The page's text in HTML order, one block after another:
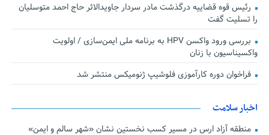
رئیس قوه قضاییه درگذشت مادر سردار جاویدالاثر حاج احمد متوسلیان
را تسلیت گفت
بررسی ورود واکسن HPV به برنامه ملی ایمن‌سازی / اولویت
واکسیناسیون با زنان
فراخوان دوره کارآموزی فلوشیپ ژنومیکس منتشر شد
اخبار سلامت
منطقه آزاد ارس در مسیر کسب نخستین نشان «شهر سالم و ایمن»